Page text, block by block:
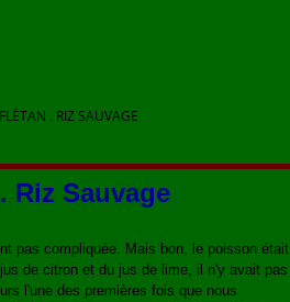
. RIZ SAUVAGE
Riz Sauvage
pas compliquée. Mais bon, le poisson était
de citron et du jus de lime, il n'y avait pas
l'une des premières fois que nous